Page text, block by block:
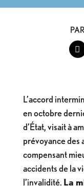
L’accord
en octobre
d’État, visait à
prévoyance des
compensant
accidents de la
l’invalidité. La